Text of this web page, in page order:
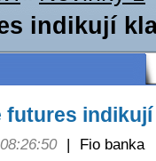
indikují
futures
|
Fio banka